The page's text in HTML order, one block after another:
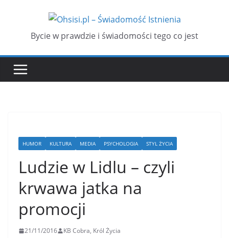
Bycie w prawdzie i świadomości tego co jest
HUMOR KULTURA MEDIA PSYCHOLOGIA STYL ŻYCIA
Ludzie w Lidlu – czyli
krwawa jatka na
promocji
21/11/2016 KB Cobra, Król Życia